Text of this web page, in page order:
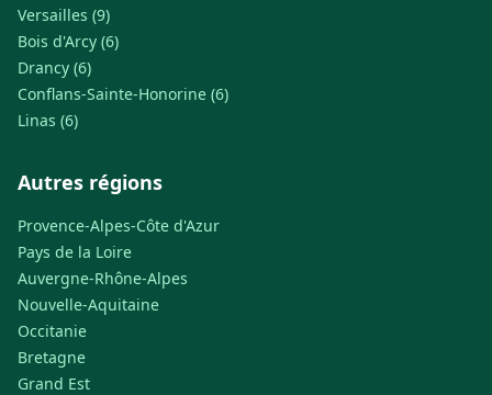
Versailles (9)
Bois d'Arcy (6)
Drancy (6)
Conflans-Sainte-Honorine (6)
Linas (6)
Autres régions
Provence-Alpes-Côte d'Azur
Pays de la Loire
Auvergne-Rhône-Alpes
Nouvelle-Aquitaine
Occitanie
Bretagne
Grand Est